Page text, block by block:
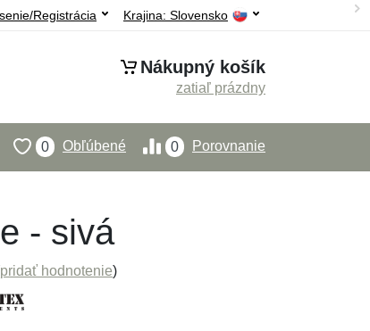
Krajina: Slovensko
Registrácia
Nákupný košík
zatiaľ prázdny
0 Porovnanie
0 Obľúbené
- sivá
pridať hodnotenie)